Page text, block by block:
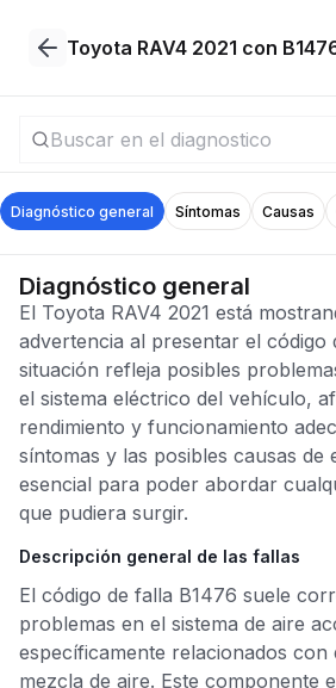
Toyota RAV4 2021 con
Diagnóstico general Síntomas Causas
Diagnóstico general
El Toyota RAV4 2021 está
advertencia al presentar el código
situación refleja posibles
el sistema eléctrico del vehículo,
rendimiento y funcionamiento
síntomas y las posibles causas de
esencial para poder abordar
que pudiera surgir.
Descripción general de las fallas
El código de falla B1476 suele
problemas en el sistema de aire
específicamente relacionados con
mezcla de aire. Este componente